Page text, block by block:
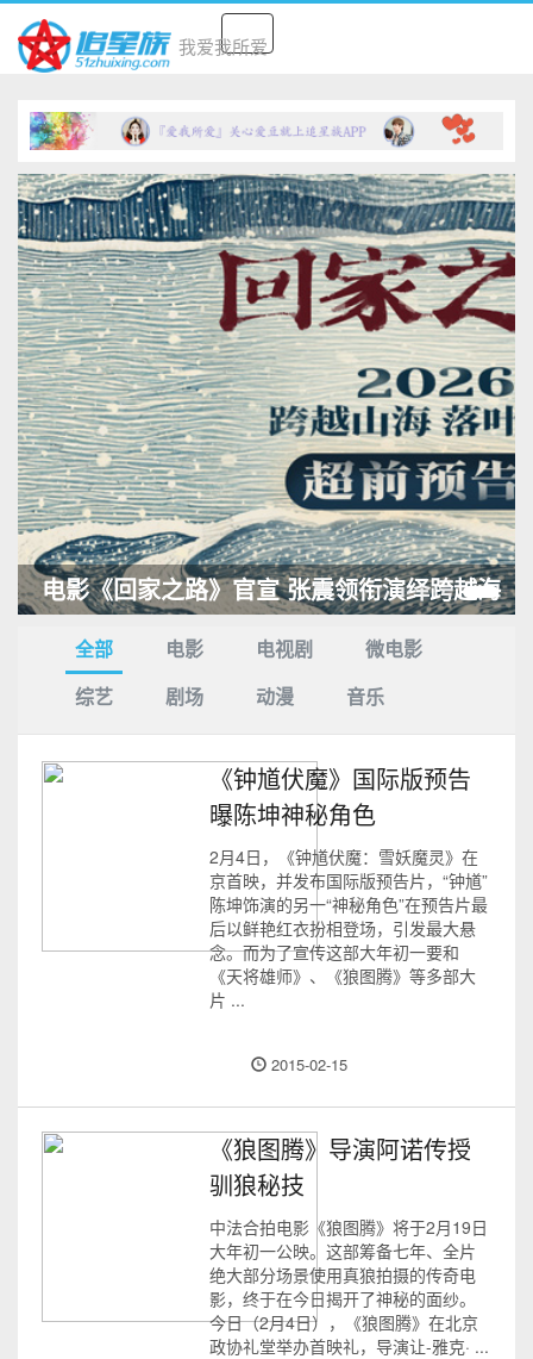
Toggle
navigation
我爱我所爱
电影《回家之路》官宣 张震领衔演绎跨越海
峡的坚守
全部 电影 电视剧 微电影
综艺 剧场 动漫 音乐
《钟馗伏魔》国际版预告
曝陈坤神秘角色
2月4日，《钟馗伏魔：雪妖魔灵》在
京首映，并发布国际版预告片，“钟馗”
陈坤饰演的另一“神秘角色”在预告片最
后以鲜艳红衣扮相登场，引发最大悬
念。而为了宣传这部大年初一要和
《天将雄师》、《狼图腾》等多部大
片 ...
2015-02-15
《狼图腾》导演阿诺传授
驯狼秘技
中法合拍电影《狼图腾》将于2月19日
大年初一公映。这部筹备七年、全片
绝大部分场景使用真狼拍摄的传奇电
影，终于在今日揭开了神秘的面纱。
今日（2月4日），《狼图腾》在北京
政协礼堂举办首映礼，导演让-雅克· ...